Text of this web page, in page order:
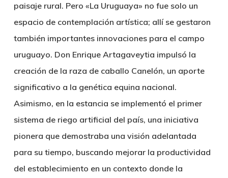
paisaje rural. Pero «La Uruguaya» no fue solo un
espacio de contemplación artística; allí se gestaron
también importantes innovaciones para el campo
uruguayo. Don Enrique Artagaveytia impulsó la
creación de la raza de caballo Canelón, un aporte
significativo a la genética equina nacional.
Asimismo, en la estancia se implementó el primer
sistema de riego artificial del país, una iniciativa
pionera que demostraba una visión adelantada
para su tiempo, buscando mejorar la productividad
del establecimiento en un contexto donde la